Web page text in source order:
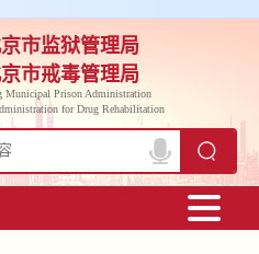
市监狱管理局
市戒毒管理局
Municipal Prison Administration
for Drug Rehabilitation